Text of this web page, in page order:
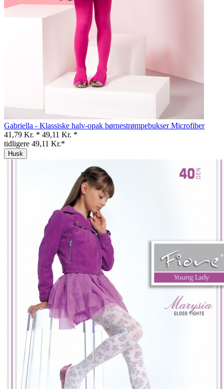
Gabriella - Klassiske halv-opak børnestrømpebukser Microfiber
41,79 Kr. * 49,11 Kr. *
tidligere 49,11 Kr.*
Husk